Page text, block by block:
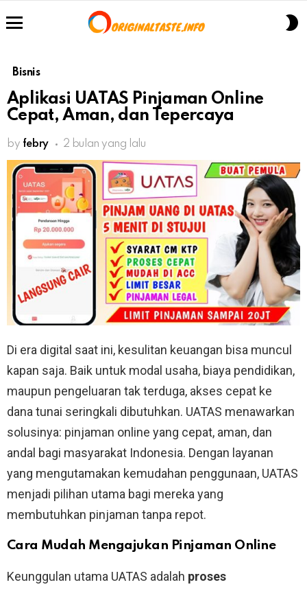
Bisnis
Aplikasi UATAS Pinjaman Online
Cepat, Aman, dan Tepercaya
by febry 2 bulan yang lalu
Di era digital saat ini, kesulitan keuangan bisa muncul
kapan saja. Baik untuk modal usaha, biaya pendidikan,
maupun pengeluaran tak terduga, akses cepat ke
dana tunai seringkali dibutuhkan. UATAS menawarkan
solusinya: pinjaman online yang cepat, aman, dan
andal bagi masyarakat Indonesia. Dengan layanan
yang mengutamakan kemudahan penggunaan, UATAS
menjadi pilihan utama bagi mereka yang
membutuhkan pinjaman tanpa repot.
Cara Mudah Mengajukan Pinjaman Online
Keunggulan utama UATAS adalah proses